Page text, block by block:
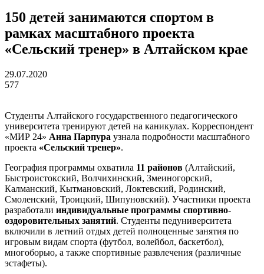
150 детей занимаются спортом в
рамках масштабного проекта
«Сельский тренер» в Алтайском крае
29.07.2020
577
Студенты Алтайского государственного педагогического
университета тренируют детей на каникулах. Корреспондент
«МИР 24» Анна Парпура узнала подробности масштабного
проекта «Сельский тренер».
География программы охватила 11 районов (Алтайский,
Быстроистокский, Волчихинский, Змеиногорский,
Калманский, Кытмановский, Локтевский, Родинский,
Смоленский, Троицкий, Шипуновский). Участники проекта
разработали индивидуальные программы спортивно-
оздоровительных занятий. Студенты педуниверситета
включили в летний отдых детей полноценные занятия по
игровым видам спорта (футбол, волейбол, баскетбол),
многоборью, а также спортивные развлечения (различные
эстафеты).